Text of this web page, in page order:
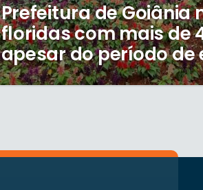
Prefeitura de
floridas com mais de
apesar do período de